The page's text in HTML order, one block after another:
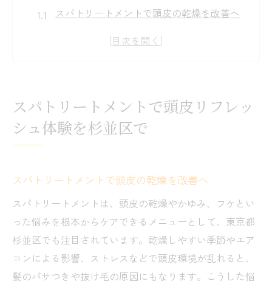
スパトリートメントで頭皮の乾燥を改善へ
杉並区で選ぶ頭皮ケア特化スパ体験
スパトリートメント後の髪質変化に注目
髪と心を癒やす杉並区のスパトリートメント事
スパトリートメントで心身ともにリラック
杉並区で話題の癒し系スパトリートメント
髪質改善に役立つ杉並区の人気施術例
ストレス緩和も叶うスパトリートメント活
用法
スパトリートメントで頭皮リフレッ
シュ体験を杉並区で
スパトリートメントで頭皮の乾燥を改善へ
スパトリートメントは、頭皮の乾燥やかゆみ、フケとい
った悩みを根本からケアできるメニューとして、東京都
杉並区でも注目されています。乾燥しやすい季節やエア
コンによる影響、ストレスなどで頭皮環境が乱れると、
髪のパサつきや抜け毛の原因にもなります。こうした悩